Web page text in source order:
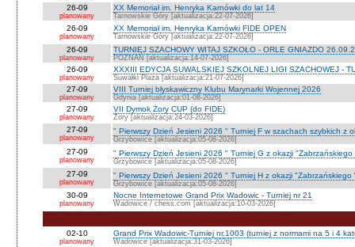
26-09
planowany
XX Memoriał im. Henryka Karnówki do lat 14
Tarnowskie Góry [aktualizacja:22-07-2026]
26-09
planowany
XX Memoriał im. Henryka Karnówki FIDE OPEN
Tarnowskie Góry [aktualizacja:22-07-2026]
26-09
planowany
TURNIEJ SZACHOWY WITAJ SZKOŁO - ORLE GNIAZDO
POZNAŃ [aktualizacja:14-07-2026]
26-09
planowany
XXXIII EDYCJA SUWALSKIEJ SZKOLNEJ LIGI SZACHOWEJ -
Suwałki Plaza [aktualizacja:21-07-2026]
27-09
planowany
VIII Turniej błyskawiczny Klubu Marynarki Wojennej 2026
Gdynia [aktualizacja:01-08-2026]
27-09
planowany
VII Dymok Żory CUP (do FIDE)
Żory [aktualizacja:24-03-2026]
27-09
planowany
" Pierwszy Dzień Jesieni 2026 " Turniej F w szachach szybkich z
Grzybowice [aktualizacja:05-08-2026]
27-09
planowany
" Pierwszy Dzień Jesieni 2026 " Turniej G z okazji "Zabrzańskiego
Grzybowice [aktualizacja:05-08-2026]
27-09
planowany
" Pierwszy Dzień Jesieni 2026 " Turniej H z okazji "Zabrzańskiego
Grzybowice [aktualizacja:05-08-2026]
30-09
planowany
Nocne Internetowe Grand Prix Wadowic - Turniej nr 21
Wadowice / chess.com [aktualizacja:10-03-2026]
02-10
planowany
Grand Prix Wadowic-Turniej nr.1003 (turniej z normami na 5 i 4
Wadowice [aktualizacja:31-03-2026]